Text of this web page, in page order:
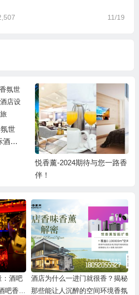
11/19
世
酒店
悦香薰-2024期待与您一路香
伴！
：酒吧
吧香薰
酒店为什么一进门就很香？揭秘
那些能让人沉醉的空间环境香氛